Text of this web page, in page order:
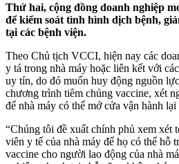
Thứ hai, cộng đồng doanh nghiệp
để kiểm soát tình hình dịch bệnh,
tại các bệnh viện.
Theo Chủ tịch VCCI, hiện nay các
y tá trong nhà máy hoặc liên kết với
uy tín, do đó muốn huy động nguồn
chương trình tiêm chủng vaccine, xét
để nhà máy có thể mở cửa vận hành
“Chúng tôi đề xuất chính phủ xem xét
viên y tế của nhà máy để họ có thể hỗ
vaccine cho người lao động của nhà